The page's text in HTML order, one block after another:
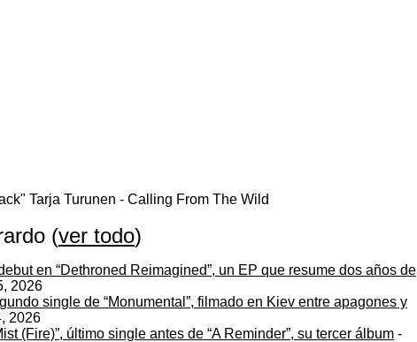
Tarja Turunen - Calling From The Wild
(ver todo)
en “Dethroned Reimagined”, un EP que resume dos años de
2026
single de “Monumental”, filmado en Kiev entre apagones y
2026
(Fire)”, último single antes de “A Reminder”, su tercer álbum -